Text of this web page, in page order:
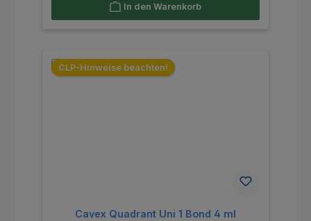
In den Warenkorb
CLP-Hinweise beachten!
Cavex Quadrant Uni 1 Bond 4 ml